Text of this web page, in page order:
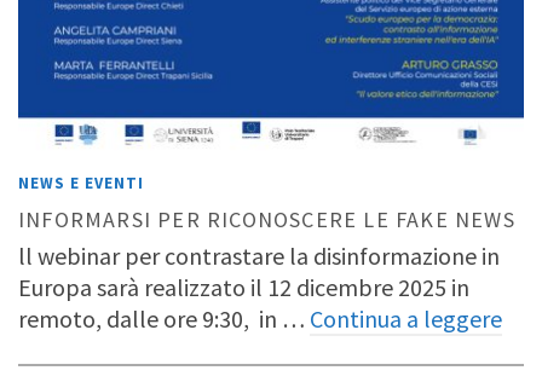
NEWS E EVENTI
INFORMARSI PER RICONOSCERE LE FAKE NEWS
ll webinar per contrastare la disinformazione in
Europa sarà realizzato il 12 dicembre 2025 in
remoto, dalle ore 9:30, in … Continua a leggere